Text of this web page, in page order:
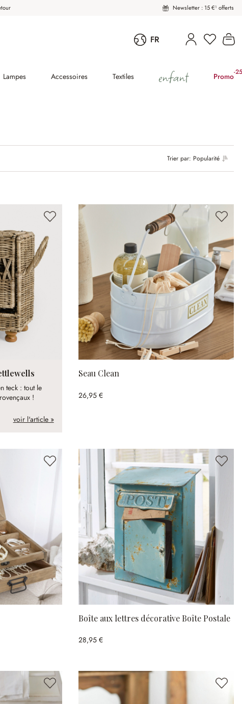
Newsletter : 15 €¹ offerts
FR
Lampes Accessoires Textiles enfant Promo-
Trier par: Popularité
teck : tout le
!
voir l'article »
Seau Clean
26,95 €
Boîte aux lettres décorative Boîte Postale
28,95 €